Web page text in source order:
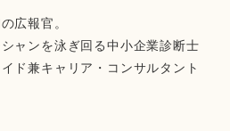
広報官。
ャンを泳ぎ回る中小企業診断士
ド兼キャリア・コンサルタント